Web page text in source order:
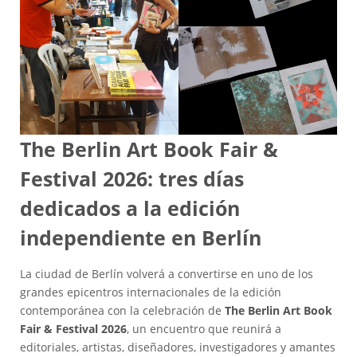
The Berlin Art Book Fair &
Festival 2026: tres días
dedicados a la edición
independiente en Berlín
La ciudad de Berlín volverá a convertirse en uno de los
grandes epicentros internacionales de la edición
contemporánea con la celebración de The Berlin Art Book
Fair & Festival 2026, un encuentro que reunirá a
editoriales, artistas, diseñadores, investigadores y amantes